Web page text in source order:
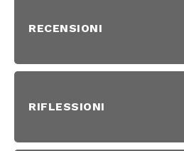
RECENSIONI
RIFLESSIONI